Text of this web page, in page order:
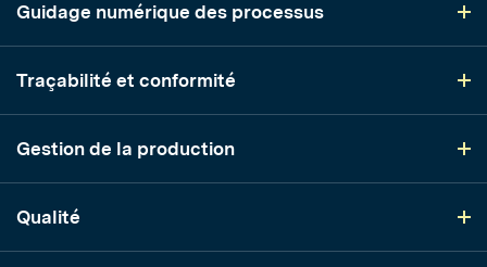
Guidage numérique des processus
Traçabilité et conformité
Gestion de la production
Qualité